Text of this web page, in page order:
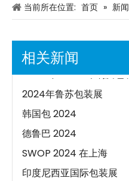
当前所在位置: 首页 » 新闻
相关新闻
探索沙拉碗机的功能
2023 年沙特印刷包装展
2024年鲁苏包装展
韩国包 2024
德鲁巴 2024
SWOP 2024 在上海
印度尼西亚国际包装展